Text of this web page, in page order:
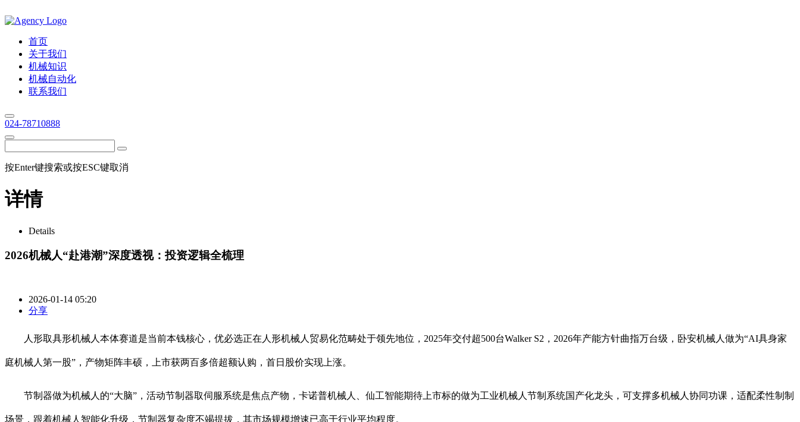
首页
关于我们
机械知识
机械自动化
联系我们
024-78710888
按Enter键搜索或按ESC键取消
详情
Details
2026机械人“赴港潮”深度透视：投资逻辑全梳理
2026-01-14 05:20
分享
人形取具形机械人本体赛道是当前本钱核心，优必选正在人形机械人贸易化范畴处于领先地位，2025年交付超500台Walker S2，2026年产能方针曲指万台级，卧安机械人做为“AI具身家
庭机械人第一股”，产物矩阵丰硕，上市获两百多倍超额认购，首日股价实现上涨。
节制器做为机械人的“大脑”，活动节制器取伺服系统是焦点产物，卡诺普机械人、仙工智能期待上市标的做为工业机械人节制系统国产化龙头，可支撑多机械人协同功课，适配柔性制制
场景，跟着机械人智能化升级，节制器复杂度不竭提拔，其市场规模增速已高于行业平均程度。